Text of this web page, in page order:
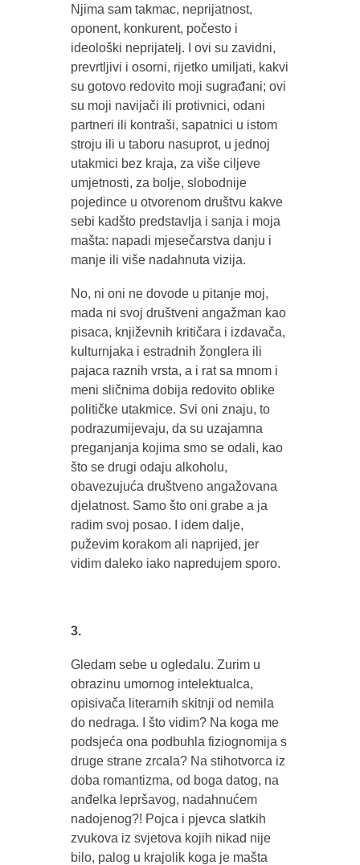
Njima sam takmac, neprijatnost,
oponent, konkurent, počesto i
ideološki neprijatelj. I ovi su zavidni,
prevrtljivi i osorni, rijetko umiljati, kakvi
su gotovo redovito moji sugrađani; ovi
su moji navijači ili protivnici, odani
partneri ili kontraši, sapatnici u istom
stroju ili u taboru nasuprot, u jednoj
utakmici bez kraja, za više ciljeve
umjetnosti, za bolje, slobodnije
pojedince u otvorenom društvu kakve
sebi kadšto predstavlja i sanja i moja
mašta: napadi mjesečarstva danju i
manje ili više nadahnuta vizija.
No, ni oni ne dovode u pitanje moj,
mada ni svoj društveni angažman kao
pisaca, književnih kritičara i izdavača,
kulturnjaka i estradnih žonglera ili
pajaca raznih vrsta, a i rat sa mnom i
meni sličnima dobija redovito oblike
političke utakmice. Svi oni znaju, to
podrazumijevaju, da su uzajamna
preganjanja kojima smo se odali, kao
što se drugi odaju alkoholu,
obavezujuća društveno angažovana
djelatnost. Samo što oni grabe a ja
radim svoj posao. I idem dalje,
puževim korakom ali naprijed, jer
vidim daleko iako napredujem sporo.
3.
Gledam sebe u ogledalu. Zurim u
obrazinu umornog intelektualca,
opisivača literarnih skitnji od nemila
do nedraga. I što vidim? Na koga me
podsjeća ona podbuhla fiziognomija s
druge strane zrcala? Na stihotvorca iz
doba romantizma, od boga datog, na
anđelka lepršavog, nadahnućem
nadojenog?! Pojca i pjevca slatkih
zvukova iz svjetova kojih nikad nije
bilo, palog u krajolik koga je mašta